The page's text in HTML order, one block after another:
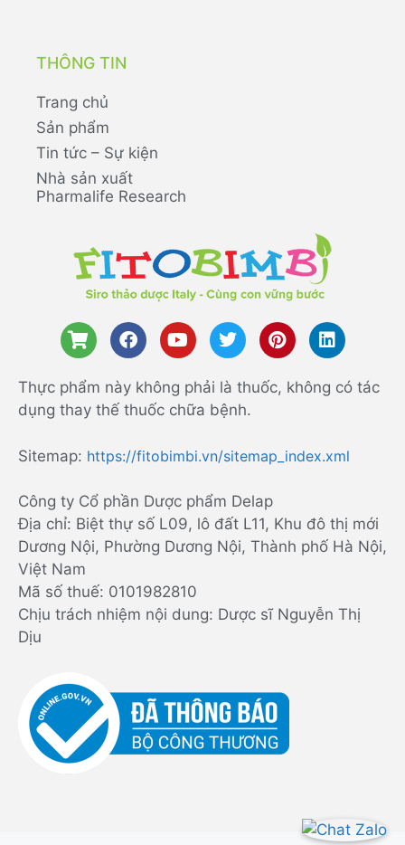
THÔNG TIN
Trang chủ
Sản phẩm
Tin tức – Sự kiện
Nhà sản xuất
Pharmalife Research
Thực phẩm này không phải là thuốc, không có tác
dụng thay thế thuốc chữa bệnh.
Sitemap: https://fitobimbi.vn/sitemap_index.xml
Công ty Cổ phần Dược phẩm Delap
Địa chỉ: Biệt thự số L09, lô đất L11, Khu đô thị mới
Dương Nội, Phường Dương Nội, Thành phố Hà Nội,
Việt Nam
Mã số thuế: 0101982810
Chịu trách nhiệm nội dung: Dược sĩ Nguyễn Thị
Dịu